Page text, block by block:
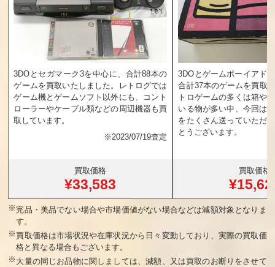
3DOとセガマーク3を中心に、合計88本の
ゲームを買取いたしました。レトログでは
ゲーム機とゲームソフト以外にも、コント
ローラーやケーブル類などの周辺機器も買
取しています。
※2023/07/19査定
買取価格
¥33,583
3DOとゲームボーイアド
合計37本のゲームを買取
トロゲームの多くは箱や
いる物が多い中、今回は
をたくさん送っていただ
とうございます。
買取価格
※完品・美品でない場合や市場価値がない場合などは減額対象となりま
す。
※ 買取価格は市場状況や在庫状況から日々変動しており、実際の買取価
格と異なる場合もございます。
※ 大量の同じお品物に関しましては、減額、又は買取のお断りをさせて